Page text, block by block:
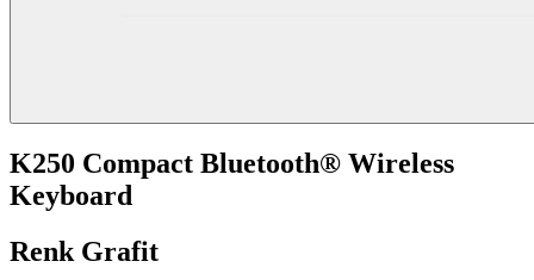
K250 Compact Bluetooth® Wireless
Keyboard
Renk Grafit